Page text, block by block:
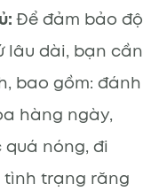
Để đảm bảo độ
lâu dài, bạn cần
bao gồm: đánh
hàng ngày,
nóng, đi
tình trạng răng